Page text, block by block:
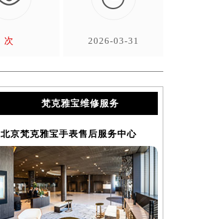
次
2026-03-31
梵克雅宝维修服务
北京梵克雅宝手表售后服务中心